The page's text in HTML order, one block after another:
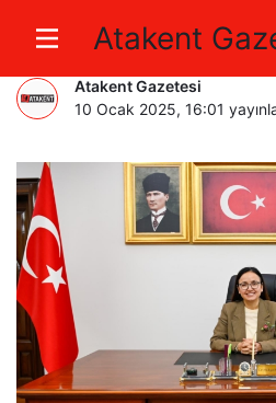
Atakent
VALİ KAYA’NIN 10
Atakent Gazetesi
10 Ocak 2025, 16:01